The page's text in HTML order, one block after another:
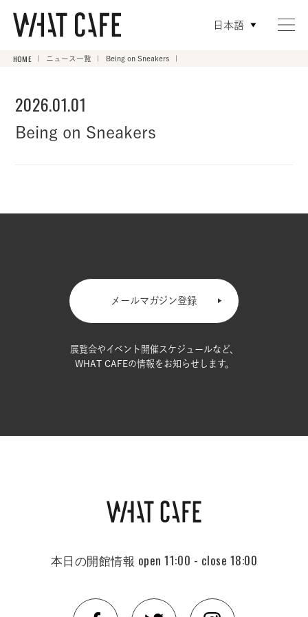
日本語
HOME ニュース一覧 Being on Sneakers
2026.01.01
Being on Sneakers
メールマガジン登録
展覧会やイベント開催スケジュールなど、
WHAT CAFEの情報をお知らせします。
本日の開館情報 open 11:00 - close 18:00